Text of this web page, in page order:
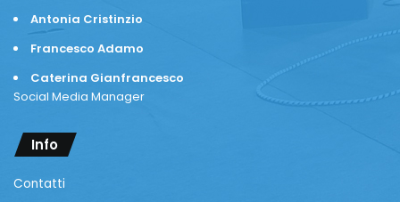
Antonia Cristinzio
Francesco Adamo
Caterina Gianfrancesco
Social Media Manager
Info
Contatti